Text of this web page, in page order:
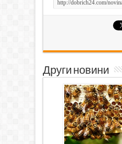
Други новини